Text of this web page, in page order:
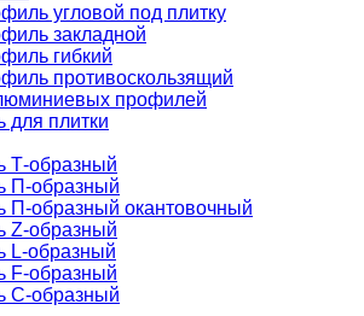
угловой под плитку
закладной
гибкий
противоскользящий
профилей
плитки
Т-образный
П-образный
П-образный окантовочный
Z-образный
L-образный
F-образный
C-образный